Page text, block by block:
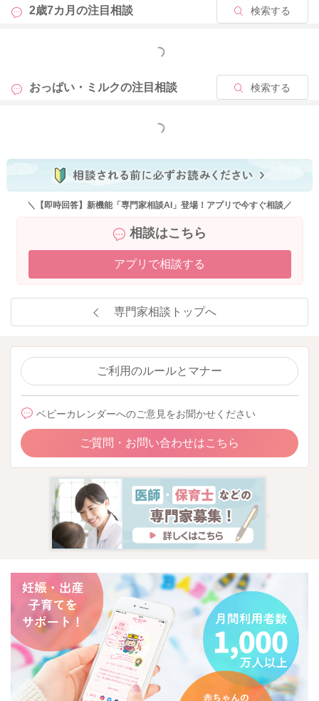
2歳7カ月の注目相談 検索する
もっと見る
おっぱい・ミルクの注目相談 検索する
もっと見る
＼【即時回答】新機能「専門家相談AI」登場！アプリで今すぐ相談／
相談はこちら
アプリで相談する
専門家相談トップへ
ご利用のルールとマナー
ベビーカレンダーへのご意見をお聞かせください
ご質問・お問い合わせはこちら